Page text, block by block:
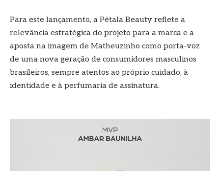
Para este lançamento, a Pétala Beauty reflete a
relevância estratégica do projeto para a marca e a
aposta na imagem de Matheuzinho como porta-voz
de uma nova geração de consumidores masculinos
brasileiros, sempre atentos ao próprio cuidado, à
identidade e à perfumaria de assinatura.